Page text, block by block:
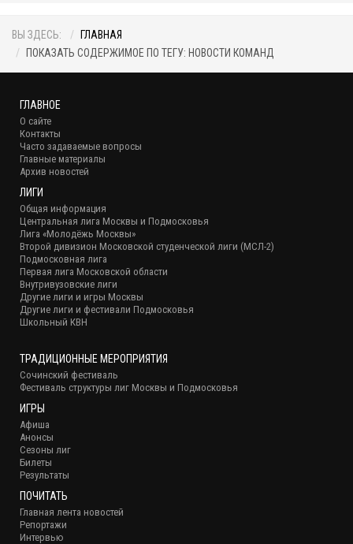
ВЫ ЗДЕСЬ:
ГЛАВНАЯ
ПОКАЗАТЬ СОДЕРЖИМОЕ ПО ТЕГУ: НОВОСТИ КОМАНД
ГЛАВНОЕ
О сайте
Контакты
Часто задаваемые вопросы
Главные материалы
Архив новостей
ЛИГИ
Общая информация
Центральная лига Москвы и Подмосковья
Лига «Молодёжь Москвы»
Второй дивизион Московской студенческой лиги (МСЛ-2)
Подмосковная лига
Первая лига Московской области
Внутривузовские лиги
Другие лиги и игры Москвы
Другие лиги и фестивали Подмосковья
Школьный КВН
ТРАДИЦИОННЫЕ МЕРОПРИЯТИЯ
Сочинский фестиваль
Фестиваль структуры лиг Москвы и Подмосковья
ИГРЫ
Афиша
Анонсы
Сезоны лиг
Билеты
Результаты
ПОЧИТАТЬ
Главная лента новостей
Репортажи
Интервью